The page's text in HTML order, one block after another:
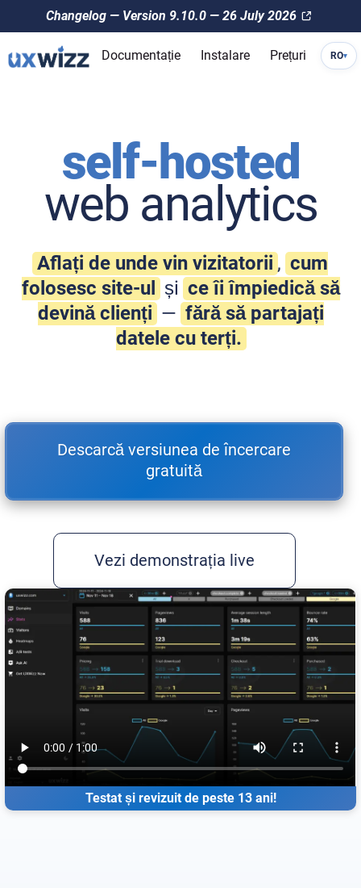
Changelog — Version 9.10.0 — 26 July 2026
Documentație Instalare Prețuri RO▾
self-hosted
web analytics
Aflați de unde vin vizitatorii , cum
folosesc site-ul
și ce îi împiedică să
devină clienți — fără să partajați
datele cu terți.
Descarcă versiunea de încercare
gratuită
Vezi demonstrația live
Testat și revizuit de peste 13 ani!